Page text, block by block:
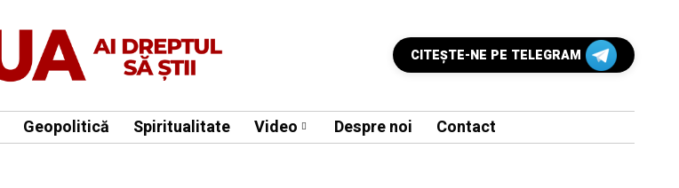
CITEŞTE-NE PE TELEGRAM
Geopolitică Spiritualitate Video Despre noi Contact